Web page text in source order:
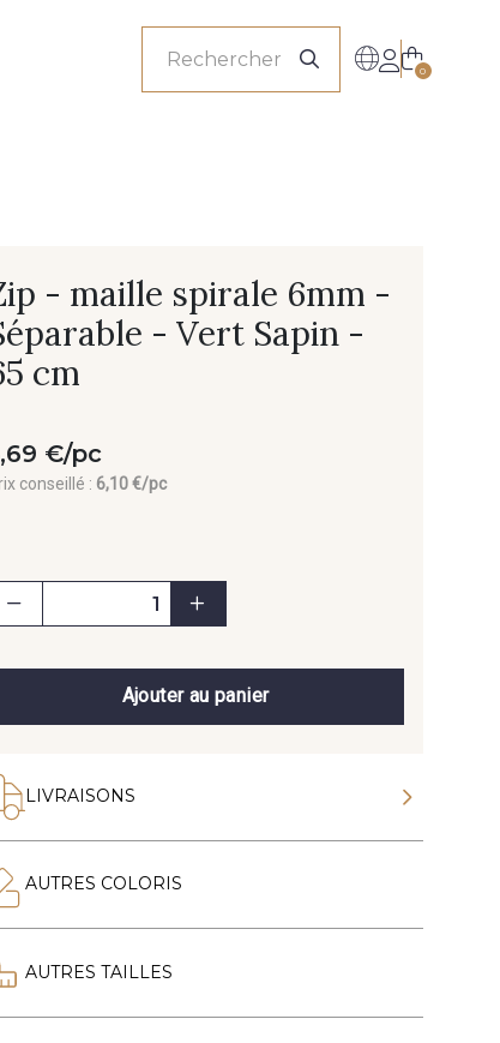
0
- maille spirale 6mm -
- Vert Sapin -
cm
€/pc
conseillé : 6,10 €/pc
Ajouter au panier
LIVRAISONS
AUTRES COLORIS
AUTRES TAILLES